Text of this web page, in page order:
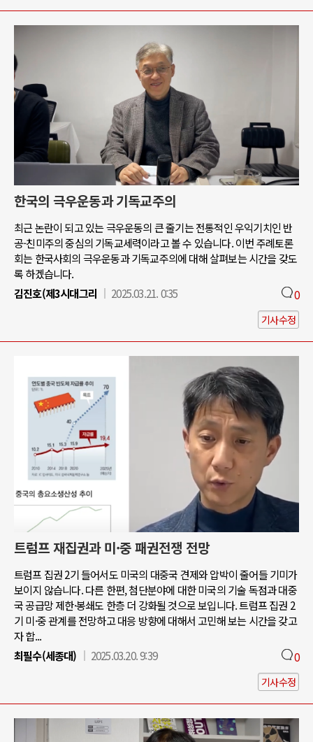
한국의 극우운동과 기독교주의
최근 논란이 되고 있는 극우운동의 큰 줄기는 전통적인 우익기치인 반
공-친미주의 중심의 기독교세력이라고 볼 수 있습니다. 이번 주례토론
회는 한국사회의 극우운동과 기독교주의에 대해 살펴보는 시간을 갖도
록 하겠습니다.
김진호(제3시대그리
2025.03.21. 0:35 0
기사수정
트럼프 재집권과 미·중 패권전쟁 전망
트럼프 집권 2기 들어서도 미국의 대중국 견제와 압박이 줄어들 기미가
보이지 않습니다. 다른 한편, 첨단분야에 대한 미국의 기술 독점과 대중
국 공급망 제한·봉쇄도 한층 더 강화될 것으로 보입니다. 트럼프 집권 2
기 미·중 관계를 전망하고 대응 방향에 대해서 고민해 보는 시간을 갖고
자 합...
최필수(세종대)
2025.03.20. 9:39 0
기사수정